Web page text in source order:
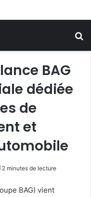
BAG
dédiée
de
et
2 minutes de lecture
BAG) vient